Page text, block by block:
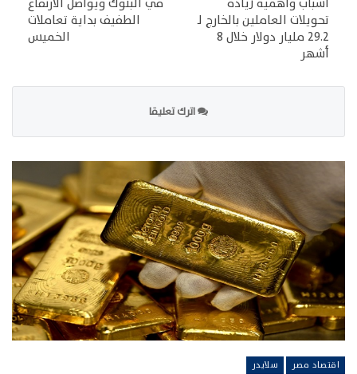
تحويلات العاملين بالخارج لـ
29.2 مليار دولار خلال 8
أشهر
الطفيف بداية تعاملات
الخميس
اترك تعليقا
اقتصاد مصر سلايدر